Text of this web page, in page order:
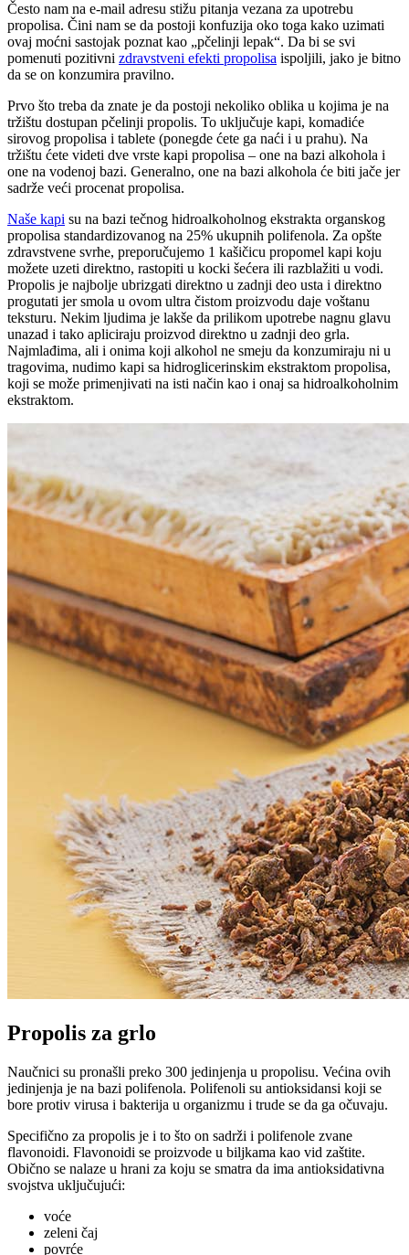
Često nam na e-mail adresu stižu pitanja vezana za upotrebu
propolisa. Čini nam se da postoji konfuzija oko toga kako uzimati
ovaj moćni sastojak poznat kao „pčelinji lepak“. Da bi se svi
pomenuti pozitivni zdravstveni efekti propolisa ispoljili, jako je bitno
da se on konzumira pravilno.
Prvo što treba da znate je da postoji nekoliko oblika u kojima je na
tržištu dostupan pčelinji propolis. To uključuje kapi, komadiće
sirovog propolisa i tablete (ponegde ćete ga naći i u prahu). Na
tržištu ćete videti dve vrste kapi propolisa – one na bazi alkohola i
one na vodenoj bazi. Generalno, one na bazi alkohola će biti jače jer
sadrže veći procenat propolisa.
Naše kapi su na bazi tečnog hidroalkoholnog ekstrakta organskog
propolisa standardizovanog na 25% ukupnih polifenola. Za opšte
zdravstvene svrhe, preporučujemo 1 kašičicu propomel kapi koju
možete uzeti direktno, rastopiti u kocki šećera ili razblažiti u vodi.
Propolis je najbolje ubrizgati direktno u zadnji deo usta i direktno
progutati jer smola u ovom ultra čistom proizvodu daje voštanu
teksturu. Nekim ljudima je lakše da prilikom upotrebe nagnu glavu
unazad i tako apliciraju proizvod direktno u zadnji deo grla.
Najmlađima, ali i onima koji alkohol ne smeju da konzumiraju ni u
tragovima, nudimo kapi sa hidroglicerinskim ekstraktom propolisa,
koji se može primenjivati na isti način kao i onaj sa hidroalkoholnim
ekstraktom.
Propolis za grlo
Naučnici su pronašli preko 300 jedinjenja u propolisu. Većina ovih
jedinjenja je na bazi polifenola. Polifenoli su antioksidansi koji se
bore protiv virusa i bakterija u organizmu i trude se da ga očuvaju.
Specifično za propolis je i to što on sadrži i polifenole zvane
flavonoidi. Flavonoidi se proizvode u biljkama kao vid zaštite.
Obično se nalaze u hrani za koju se smatra da ima antioksidativna
svojstva uključujući:
voće
zeleni čaj
povrće